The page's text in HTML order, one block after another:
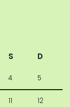
S D
4 5
11 12